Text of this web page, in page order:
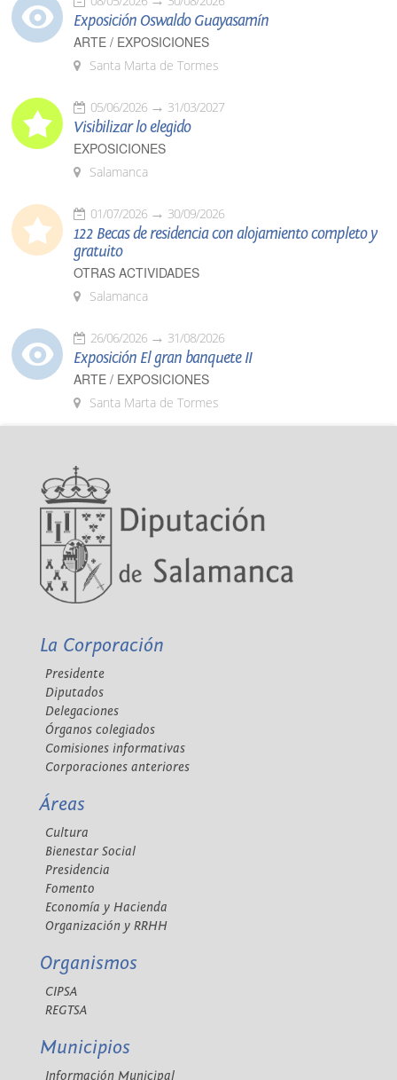
Exposición Oswaldo Guayasamín
ARTE / EXPOSICIONES
Santa Marta de Tormes
05/06/2026 31/03/2027
Visibilizar lo elegido
EXPOSICIONES
Salamanca
01/07/2026 30/09/2026
122 Becas de residencia con alojamiento completo y
gratuito
OTRAS ACTIVIDADES
Salamanca
26/06/2026 31/08/2026
Exposición El gran banquete II
ARTE / EXPOSICIONES
Santa Marta de Tormes
La Corporación
Presidente
Diputados
Delegaciones
Órganos colegiados
Comisiones informativas
Corporaciones anteriores
Áreas
Cultura
Bienestar Social
Presidencia
Fomento
Economía y Hacienda
Organización y RRHH
Organismos
CIPSA
REGTSA
Municipios
Información Municipal